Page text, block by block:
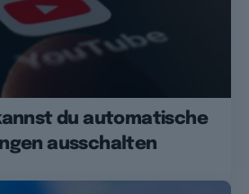
du automatische
ausschalten